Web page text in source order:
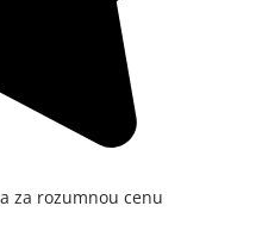
za rozumnou cenu